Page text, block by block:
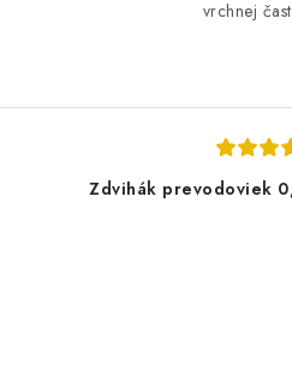
vrchnej
Zdvihák prevodoviek